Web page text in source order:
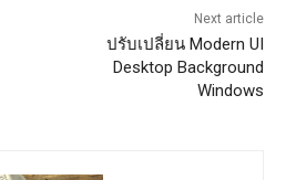
Next article
ปรับเปลี่ยน Modern UI
Desktop Background
Windows